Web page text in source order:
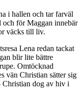
i hallen och tar farväl
och för Maggan innebär
väcks till liv.
Lena redan tackat
blir lite bättre
Omtöcknad
vän Christian sätter sig
Christian dog av hiv i